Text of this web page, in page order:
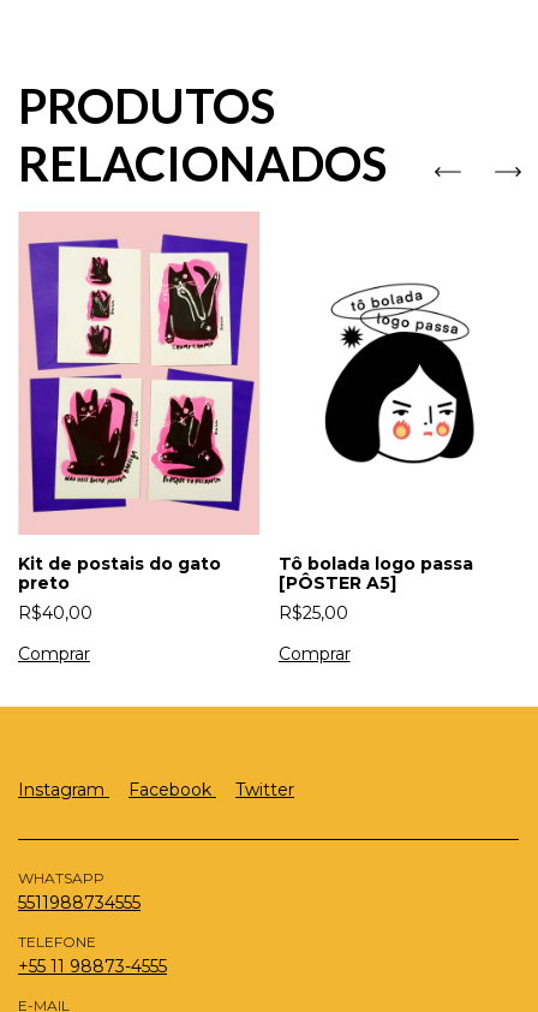
PRODUTOS
RELACIONADOS
Kit de postais do gato
preto
R$40,00
Tô bolada logo passa
[PÔSTER A5]
R$25,00
Instagram Facebook Twitter
WHATSAPP
5511988734555
TELEFONE
+55 11 98873-4555
E-MAIL